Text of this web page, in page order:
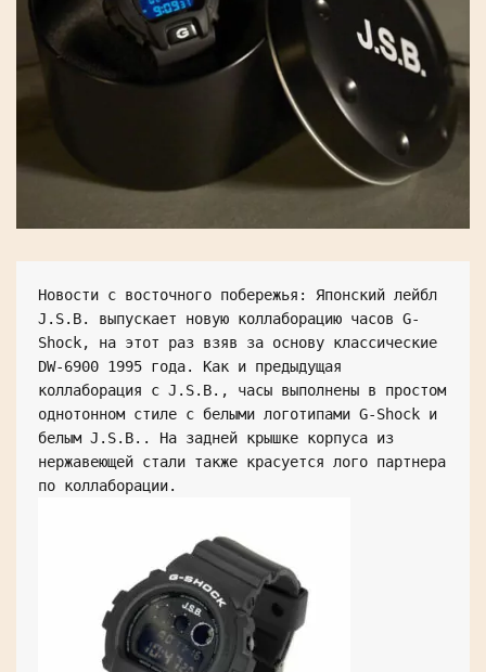
Новости с восточного побережья: Японский лейбл
J.S.B. выпускает новую коллаборацию часов G-
Shock, на этот раз взяв за основу классические
DW-6900 1995 года. Как и предыдущая
коллаборация с J.S.B., часы выполнены в простом
однотонном стиле с белыми логотипами G-Shock и
белым J.S.B.. На задней крышке корпуса из
нержавеющей стали также красуется лого партнера